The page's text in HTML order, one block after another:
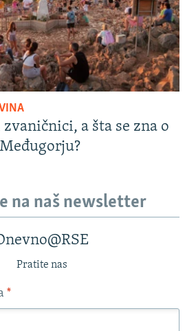
a šta se zna o
na naš newsletter
Pratite nas
*